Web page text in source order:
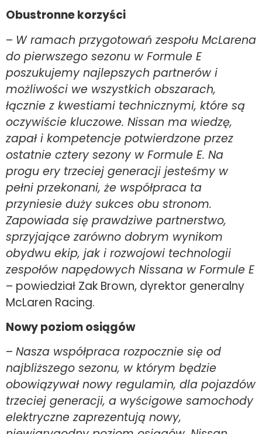
Obustronne korzyści
– W ramach przygotowań zespołu McLarena
do pierwszego sezonu w Formule E
poszukujemy najlepszych partnerów i
możliwości we wszystkich obszarach,
łącznie z kwestiami technicznymi, które są
oczywiście kluczowe. Nissan ma wiedzę,
zapał i kompetencje potwierdzone przez
ostatnie cztery sezony w Formule E. Na
progu ery trzeciej generacji jesteśmy w
pełni przekonani, że współpraca ta
przyniesie duży sukces obu stronom.
Zapowiada się prawdziwe partnerstwo,
sprzyjające zarówno dobrym wynikom
obydwu ekip, jak i rozwojowi technologii
zespołów napędowych Nissana w Formule E
– powiedział Zak Brown, dyrektor generalny
McLaren Racing.
Nowy poziom osiągów
– Nasza współpraca rozpocznie się od
najbliższego sezonu, w którym będzie
obowiązywał nowy regulamin, dla pojazdów
trzeciej generacji, a wyścigowe samochody
elektryczne zaprezentują nowy,